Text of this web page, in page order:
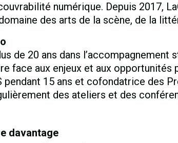
numérique. Depuis 2017,
des arts de la scène, de la
de 20 ans dans
face aux enjeux et aux
pendant 15 ans et cofondatrice des
des ateliers et des
davantage